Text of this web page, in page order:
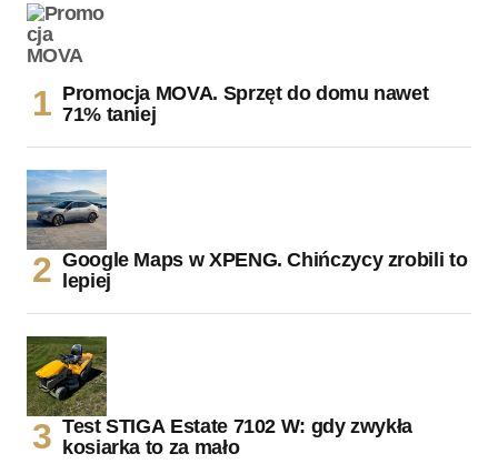
Promocja MOVA. Sprzęt do domu nawet
71% taniej
Google Maps w XPENG. Chińczycy zrobili to
lepiej
Test STIGA Estate 7102 W: gdy zwykła
kosiarka to za mało